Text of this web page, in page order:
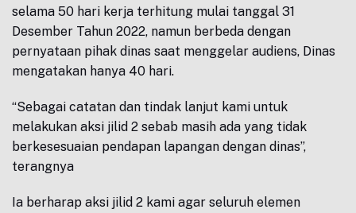
selama 50 hari kerja terhitung mulai tanggal 31
Desember Tahun 2022, namun berbeda dengan
pernyataan pihak dinas saat menggelar audiens, Dinas
mengatakan hanya 40 hari.
“Sebagai catatan dan tindak lanjut kami untuk
melakukan aksi jilid 2 sebab masih ada yang tidak
berkesesuaian pendapan lapangan dengan dinas”,
terangnya
Ia berharap aksi jilid 2 kami agar seluruh elemen